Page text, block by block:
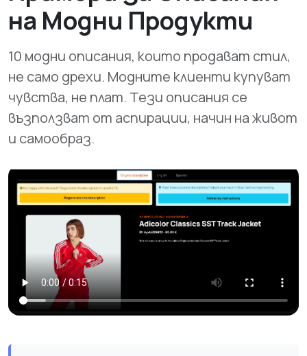
на Модни Продукти
10 модни описания, които продават стил,
не само дрехи. Модните клиенти купуват
чувства, не плат. Тези описания се
възползват от аспирации, начин на живот
и самообраз.